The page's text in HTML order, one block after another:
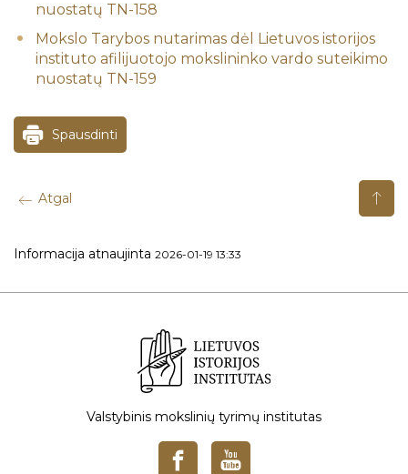
nuostatų TN-158
Mokslo Tarybos nutarimas dėl Lietuvos istorijos
instituto afilijuotojo mokslininko vardo suteikimo
nuostatų TN-159
Spausdinti
Atgal
Informacija atnaujinta 2026-01-19 13:33
Valstybinis mokslinių tyrimų institutas